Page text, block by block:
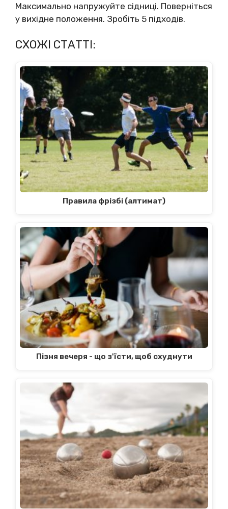
Максимально напружуйте сідниці. Поверніться
у вихідне положення. Зробіть 5 підходів.
СХОЖІ СТАТТІ:
Правила фрізбі (алтимат)
Пізня вечеря - що з'їсти, щоб схуднути